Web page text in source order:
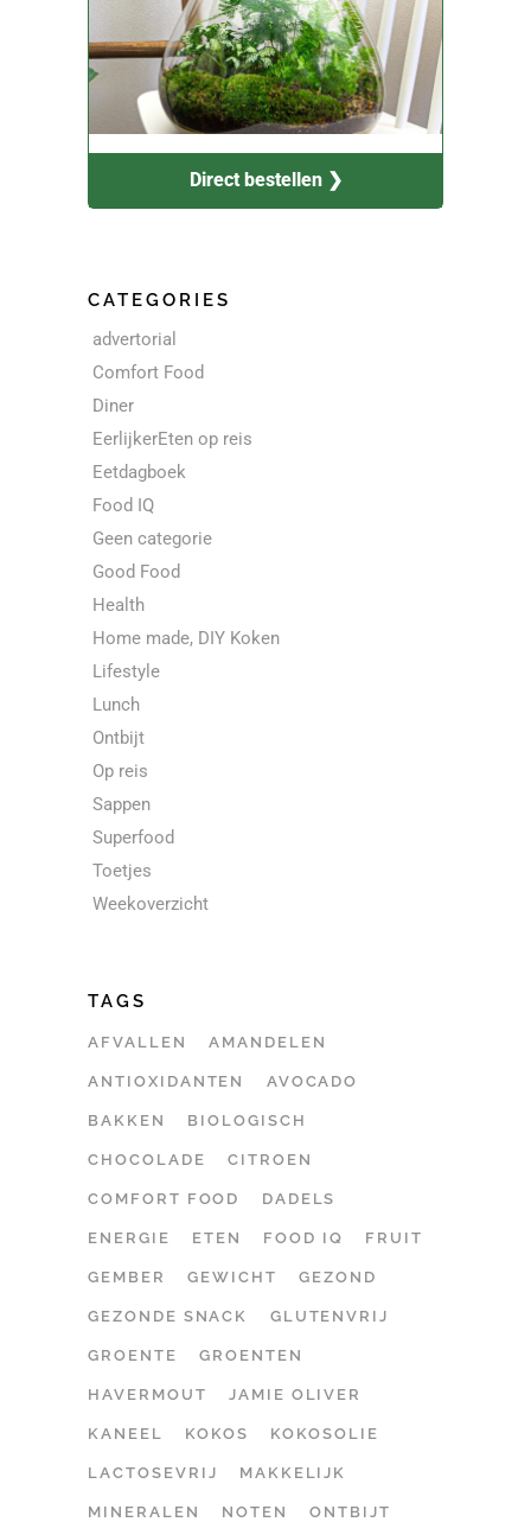
Direct bestellen ❯
CATEGORIES
advertorial
Comfort Food
Diner
EerlijkerEten op reis
Eetdagboek
Food IQ
Geen categorie
Good Food
Health
Home made, DIY Koken
Lifestyle
Lunch
Ontbijt
Op reis
Sappen
Superfood
Toetjes
Weekoverzicht
TAGS
AFVALLEN AMANDELEN
ANTIOXIDANTEN AVOCADO
BAKKEN BIOLOGISCH
CHOCOLADE CITROEN
COMFORT FOOD DADELS
ENERGIE ETEN FOOD IQ FRUIT
GEMBER GEWICHT GEZOND
GEZONDE SNACK GLUTENVRIJ
GROENTE GROENTEN
HAVERMOUT JAMIE OLIVER
KANEEL KOKOS KOKOSOLIE
LACTOSEVRIJ MAKKELIJK
MINERALEN NOTEN ONTBIJT